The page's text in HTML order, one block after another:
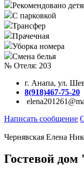
Рекомендовано
С парковкой
Трансфер
Прачечная
Уборка номера
Смена белья
№ Отеля: 203
г. Анапа, ул.
8(918)467-75-20
Написать сообщение
Чернявская Елена
Гостевой